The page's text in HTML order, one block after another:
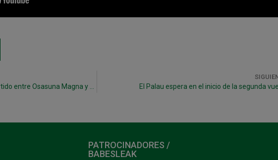
El Palau espera en el inicio de la segunda
PATROCINADORES /
BABESLEAK